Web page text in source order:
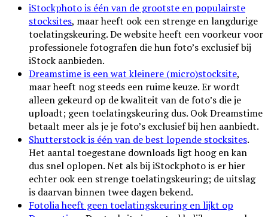
iStockphoto is één van de grootste en populairste
stocksites, maar heeft ook een strenge en langdurige
toelatingskeuring. De website heeft een voorkeur voor
professionele fotografen die hun foto’s exclusief bij
iStock aanbieden.
Dreamstime is een wat kleinere (micro)stocksite,
maar heeft nog steeds een ruime keuze. Er wordt
alleen gekeurd op de kwaliteit van de foto’s die je
uploadt; geen toelatingskeuring dus. Ook Dreamstime
betaalt meer als je je foto’s exclusief bij hen aanbiedt.
Shutterstock is één van de best lopende stocksites.
Het aantal toegestane downloads ligt hoog en kan
dus snel oplopen. Net als bij iStockphoto is er hier
echter ook een strenge toelatingskeuring; de uitslag
is daarvan binnen twee dagen bekend.
Fotolia heeft geen toelatingskeuring en lijkt op